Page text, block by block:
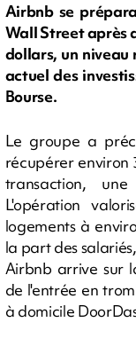
Airbnb se
Wall Street après
dollars, un
actuel des
Bourse.
Le groupe a
récupérer environ
transaction,
L'opération
logements à
la part des
Airbnb arrive sur
de l'entrée en
à domicile